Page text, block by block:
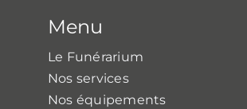
Menu
Le Funérarium
Nos services
Nos équipements